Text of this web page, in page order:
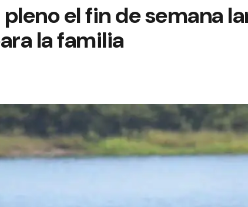
el fin de semana
la familia